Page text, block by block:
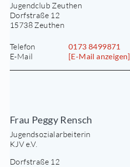
Jugendclub Zeuthen
Dorfstraße 12
15738 Zeuthen
Telefon 0173 8499871
E-Mail [E-Mail anzeigen]
Frau Peggy Rensch
Jugendsozialarbeiterin
KJV e.V.
Dorfstraße 12